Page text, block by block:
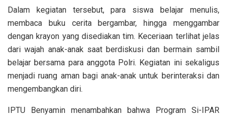
Dalam kegiatan tersebut, para siswa belajar menulis,
membaca buku cerita bergambar, hingga menggambar
dengan krayon yang disediakan tim. Keceriaan terlihat jelas
dari wajah anak-anak saat berdiskusi dan bermain sambil
belajar bersama para anggota Polri. Kegiatan ini sekaligus
menjadi ruang aman bagi anak-anak untuk berinteraksi dan
mengembangkan diri.
IPTU Benyamin menambahkan bahwa Program Si-IPAR